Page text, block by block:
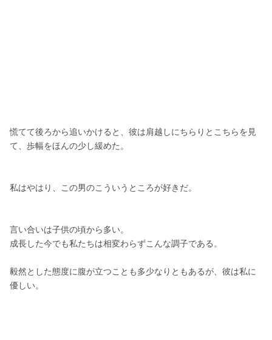
慌てて後ろから追いかけると、彼は肩越しにちらりとこちらを見
て、歩幅をほんの少し緩めた。
私はやはり、この男のこういうところが好きだ。
言い合いは子供の頃から多い。
成長した今でも私たちは相変わらずこんな調子である。
毅然とした態度に腹が立つことも多少なりともあるが、彼は私に
優しい。